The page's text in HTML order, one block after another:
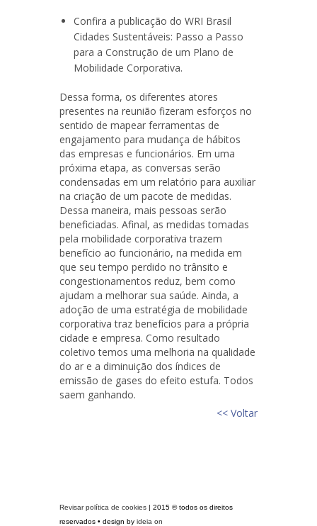
Confira a publicação do WRI Brasil
Cidades Sustentáveis: Passo a Passo
para a Construção de um Plano de
Mobilidade Corporativa.
Dessa forma, os diferentes atores
presentes na reunião fizeram esforços no
sentido de mapear ferramentas de
engajamento para mudança de hábitos
das empresas e funcionários. Em uma
próxima etapa, as conversas serão
condensadas em um relatório para auxiliar
na criação de um pacote de medidas.
Dessa maneira, mais pessoas serão
beneficiadas. Afinal, as medidas tomadas
pela mobilidade corporativa trazem
benefício ao funcionário, na medida em
que seu tempo perdido no trânsito e
congestionamentos reduz, bem como
ajudam a melhorar sua saúde. Ainda, a
adoção de uma estratégia de mobilidade
corporativa traz benefícios para a própria
cidade e empresa. Como resultado
coletivo temos uma melhoria na qualidade
do ar e a diminuição dos índices de
emissão de gases do efeito estufa. Todos
saem ganhando.
<< Voltar
Revisar política de cookies | 2015 ® todos os direitos
reservados • design by ideia on